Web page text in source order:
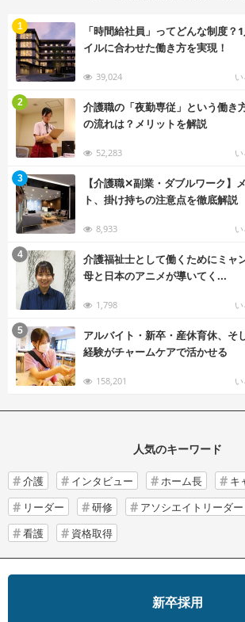
「時間給社員」ってどんな制度？
イルに合わせた働き方を実現！
39,024
1
介護職の「夜勤専従」という働き
の流れは？メリットを解説
52,283
2
【介護職✕副業・ダブルワーク】
ト、掛け持ちの注意点を徹底解説
8,933
3
介護福祉士として働くためにミャ
母と日本のアニメが導いてく...
1,798
4
アルバイト・新卒・産休育休、そ
経験がチャームケアで活かせる
158,201
5
人気のキーワード
介護 インタビュー ホーム長
キ
リーダー
研修 アソシエイトリーダー
看護
資格取得
新卒採用